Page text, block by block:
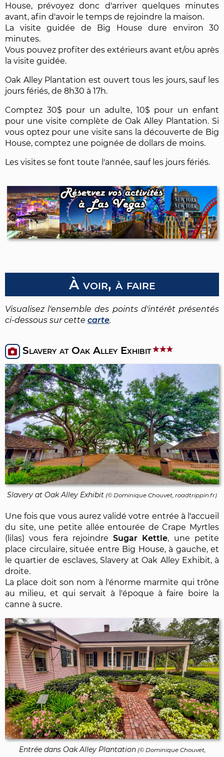
House, prévoyez donc d'arriver quelques minutes
avant, afin d'avoir le temps de rejoindre la maison.
La visite guidée de Big House dure environ 30
minutes.
Vous pouvez profiter des extérieurs avant et/ou après
la visite guidée.
Oak Alley Plantation est ouvert tous les jours, sauf les
jours fériés, de 8h30 à 17h.
Comptez 30$ pour un adulte, 10$ pour un enfant
pour une visite complète de Oak Alley Plantation. Si
vous optez pour une visite sans la découverte de Big
House, comptez une poignée de dollars de moins.
Les visites se font toute l'année, sauf les jours fériés.
À voir, à faire
Visualisez l'ensemble des points d'intérêt présentés
ci-dessous sur cette carte.
Slavery at Oak Alley Exhibit
Slavery at Oak Alley Exhibit (© Dominique Chouvet, roadtrippin.fr)
Une fois que vous aurez validé votre entrée à l'accueil
du site, une petite allée entourée de Crape Myrtles
(lilas) vous fera rejoindreSugar Kettle, une petite
place circulaire, située entre Big House, à gauche, et
le quartier de esclaves, Slavery at Oak Alley Exhibit, à
droite.
La place doit son nom à l'énorme marmite qui trône
au milieu, et qui servait à l'époque à faire boire la
canne à sucre.
Entrée dans Oak Alley Plantation(© Dominique Chouvet,